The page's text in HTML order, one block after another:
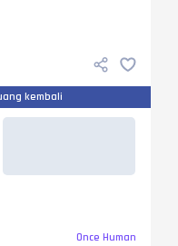
kembali
Once Human